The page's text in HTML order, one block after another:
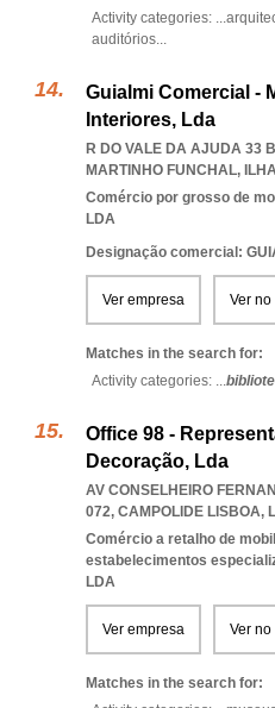
Activity categories: ...
auditórios...
Guialmi Comercial -
Interiores, Lda
R DO VALE DA AJUDA 33
MARTINHO FUNCHAL,
Comércio por grosso de
LDA
Designação comercial:
Ver empresa Ver
Matches in the search for:
Activity categories: ...
Office 98 -
Decoração, Lda
AV CONSELHEIRO
072, CAMPOLIDE LISBOA,
Comércio a retalho de
estabelecimentos
LDA
Ver empresa Ver
Matches in the search for: